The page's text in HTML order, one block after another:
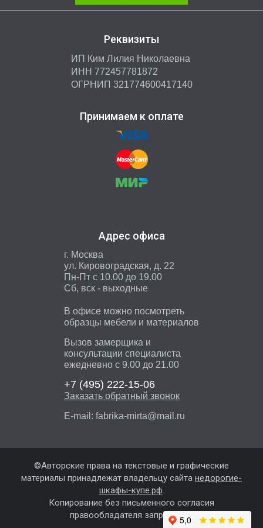
Реквизиты
ИП Ким Лилия Николаевна
ИНН 772457781872
ОГРНИП 321774600417140
Принимаем к оплате
Адрес офиса
г. Москва
ул. Кировоградская, д. 22
Пн-Пт с 10.00 до 19.00
Сб, вск - выходные
В офисе можно посмотреть
образцы мебели и материалов
Вызов замерщика и
консультации специалиста
ежедневно с 9.00 до 21.00
+7 (495) 222-15-06
Заказать обратный звонок
E-mail: fabrika-mirta@mail.ru
©Авторские права на текстовые и графические
материалы принадлежат владельцу сайта недорогие-
шкафы-купе.рф.
Копирование без письменного согласия
правообладателя запрещены.